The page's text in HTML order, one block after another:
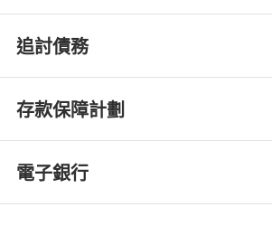
追討債務
存款保障計劃
電子銀行